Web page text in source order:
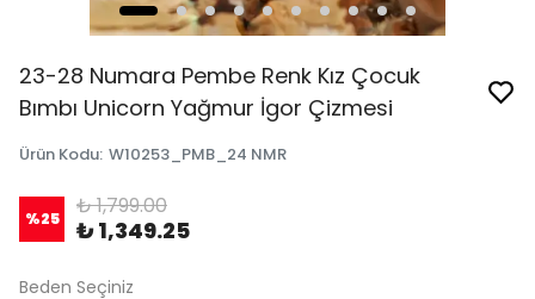
23-28 Numara Pembe Renk Kız Çocuk
Bımbı Unicorn Yağmur İgor Çizmesi
Ürün Kodu: W10253_PMB_24 NMR
%25 ₺ 1,799.00
₺ 1,349.25
Beden Seçiniz